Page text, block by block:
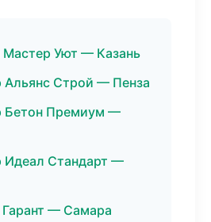
Мастер Уют — Казань
Альянс Строй — Пенза
Бетон Премиум —
Идеал Стандарт —
— Самара